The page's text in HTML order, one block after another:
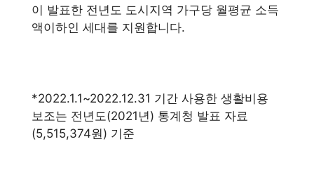
이 발표한 전년도 도시지역 가구당 월평균 소득
액이하인 세대를 지원합니다.
*2022.1.1~2022.12.31 기간 사용한 생활비용
보조는 전년도(2021년) 통계청 발표 자료
(5,515,374원) 기준